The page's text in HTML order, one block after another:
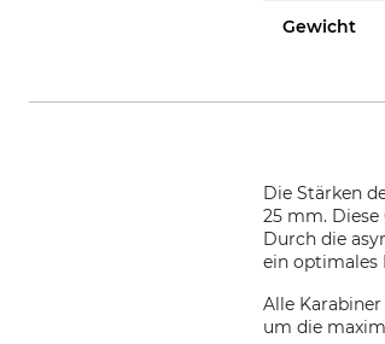
Gewicht
Die Stärken
25 mm.
Durch die
ein optimales
Alle
um die